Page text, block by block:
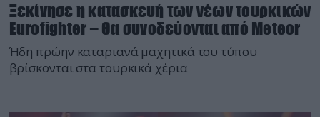
Ξεκίνησε η κατασκευή των νέων τουρκικών
Eurofighter – Θα συνοδεύονται από Meteor
Ήδη πρώην καταριανά μαχητικά του τύπου
βρίσκονται στα τουρκικά χέρια